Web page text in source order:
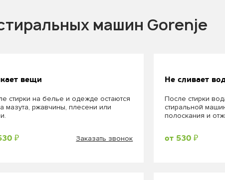
машин Gorenje
вещи
стирки на белье и одежде остаются
мазута, ржавчины, плесени или
₽ Заказать звонок
Не сливает
После стирки
стиральной
полоскания и
от 530 ₽